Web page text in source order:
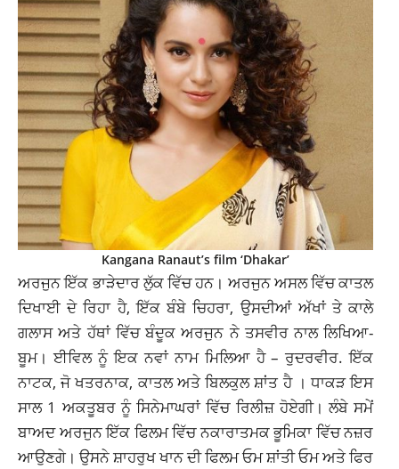
Kangana Ranaut’s film ‘Dhakar’
ਅਰਜੁਨ ਇੱਕ ਭਾੜੇਦਾਰ ਲੁੱਕ ਵਿੱਚ ਹਨ। ਅਰਜੁਨ ਅਸਲ ਵਿੱਚ ਕਾਤਲ
ਦਿਖਾਈ ਦੇ ਰਿਹਾ ਹੈ, ਇੱਕ ਬੰਬੇ ਚਿਹਰਾ, ਉਸਦੀਆਂ ਅੱਖਾਂ ਤੇ ਕਾਲੇ
ਗਲਾਸ ਅਤੇ ਹੱਥਾਂ ਵਿੱਚ ਬੰਦੂਕ ਅਰਜੁਨ ਨੇ ਤਸਵੀਰ ਨਾਲ ਲਿਖਿਆ-
ਬੂਮ। ਈਵਿਲ ਨੂੰ ਇਕ ਨਵਾਂ ਨਾਮ ਮਿਲਿਆ ਹੈ – ਰੁਦਰਵੀਰ. ਇੱਕ
ਨਾਟਕ, ਜੋ ਖਤਰਨਾਕ, ਕਾਤਲ ਅਤੇ ਬਿਲਕੁਲ ਸ਼ਾਂਤ ਹੈ । ਧਾਕੜ ਇਸ
ਸਾਲ 1 ਅਕਤੂਬਰ ਨੂੰ ਸਿਨੇਮਾਘਰਾਂ ਵਿੱਚ ਰਿਲੀਜ਼ ਹੋਏਗੀ। ਲੰਬੇ ਸਮੇਂ
ਬਾਅਦ ਅਰਜੁਨ ਇੱਕ ਫਿਲਮ ਵਿੱਚ ਨਕਾਰਾਤਮਕ ਭੂਮਿਕਾ ਵਿੱਚ ਨਜ਼ਰ
ਆਉਣਗੇ। ਉਸਨੇ ਸ਼ਾਹਰੁਖ ਖਾਨ ਦੀ ਫਿਲਮ ਓਮ ਸ਼ਾਂਤੀ ਓਮ ਅਤੇ ਫਿਰ